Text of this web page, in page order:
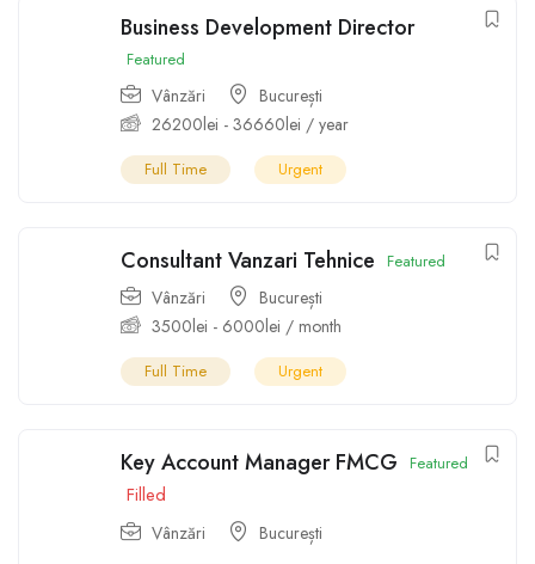
Business Development Director
Featured
Vânzări
București
26200lei - 36660lei / year
Full Time Urgent
Consultant Vanzari Tehnice Featured
Vânzări
București
3500lei - 6000lei / month
Full Time Urgent
Key Account Manager FMCG Featured
Filled
Vânzări București